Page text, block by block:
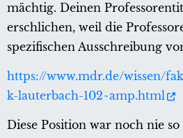
mächtig. Deinen
erschlichen, weil die
spezifischen Ausschreibung
https://www.mdr.de/wissen/
k-lauterbach-102~amp.html
Diese Position war noch nie